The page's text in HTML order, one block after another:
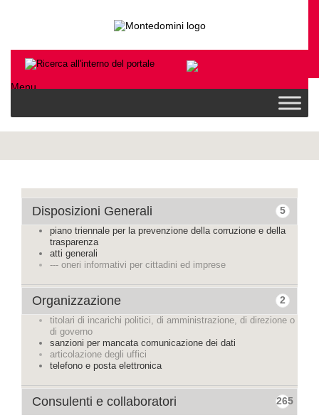
Menu
5
Disposizioni Generali
piano triennale per la prevenzione della corruzione e della
trasparenza
atti generali
--- oneri informativi per cittadini ed imprese
2
Organizzazione
titolari di incarichi politici, di amministrazione, di direzione o
di governo
sanzioni per mancata comunicazione dei dati
articolazione degli uffici
telefono e posta elettronica
265
Consulenti e collaboratori